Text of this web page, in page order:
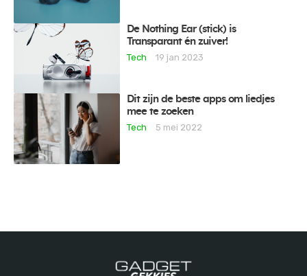
De Nothing Ear (stick) is
Transparant én zuiver!
Tech
19 jan 2023
Dit zijn de beste apps om liedjes
mee te zoeken
Tech
5 mei 2022